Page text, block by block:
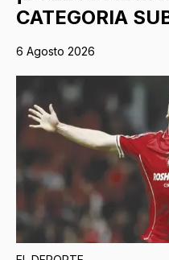
CATEGORIA
6 Agosto 2026